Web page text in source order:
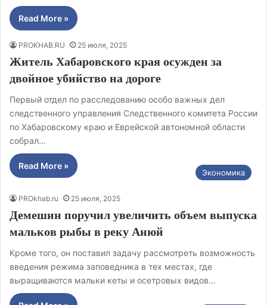
Read More »
PROKHAB.RU 25 июля, 2025
Житель Хабаровского края осужден за
двойное убийство на дороге
Первый отдел по расследованию особо важных дел
следственного управления Следственного комитета России
по Хабаровскому краю и Еврейской автономной области
собрал…
Read More »
Экономика
PROkhab.ru 25 июля, 2025
Демешин поручил увеличить объем выпуска
мальков рыбы в реку Анюй
Кроме того, он поставил задачу рассмотреть возможность
введения режима заповедника в тех местах, где
выращиваются мальки кеты и осетровых видов…